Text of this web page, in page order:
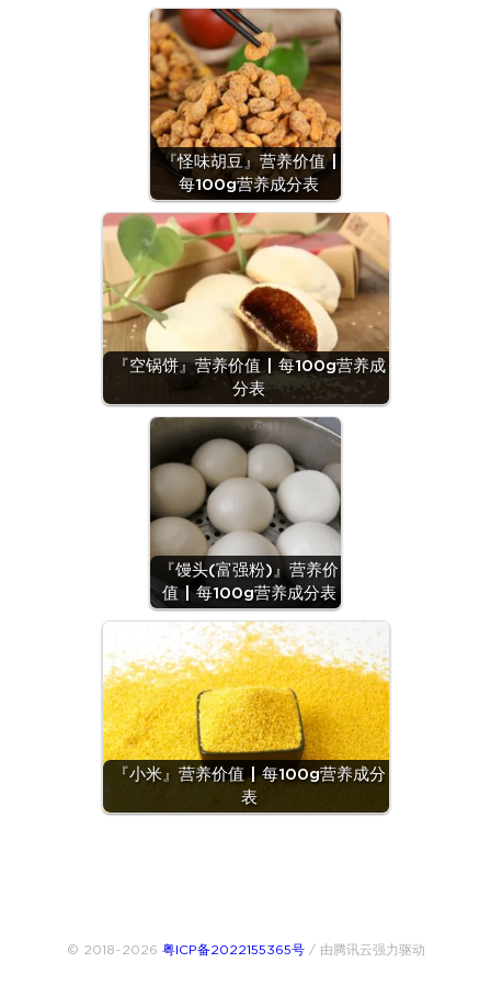
『怪味胡豆』营养价值 |
每100g营养成分表
『空锅饼』营养价值 | 每100g营养成
分表
『馒头(富强粉)』营养价
值 | 每100g营养成分表
『小米』营养价值 | 每100g营养成分
表
© 2018~2026 粤ICP备2022155365号/ 由腾讯云强力驱动